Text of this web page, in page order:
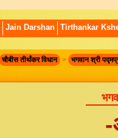
Jain Darshan Tirthankar
चौबीस तीर्थंकर विधान > भगवान श्री
-